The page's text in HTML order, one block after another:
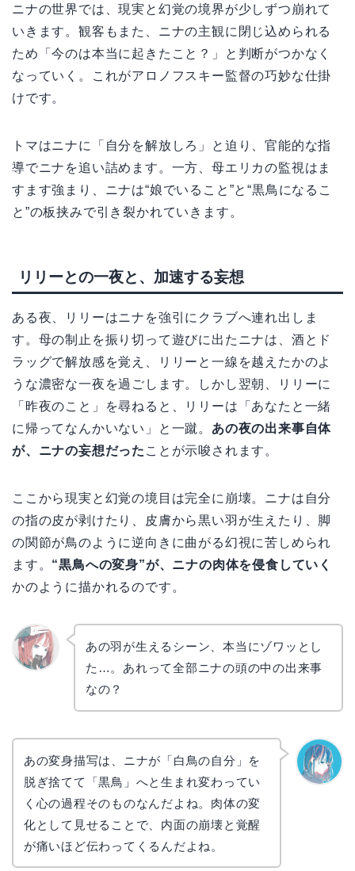
ニナの世界では、現実と幻覚の境界が少しずつ崩れて
いきます。観客もまた、ニナの主観に閉じ込められる
ため「今のは本当に起きたこと？」と判断がつかなく
なっていく。これがアロノフスキー監督の巧妙な仕掛
けです。
トマはニナに「自分を解放しろ」と迫り、官能的な指
導でニナを追い詰めます。一方、母エリカの監視はま
すます強まり、ニナは“娘でいること”と“黒鳥になるこ
と”の板挟みで引き裂かれていきます。
リリーとの一夜と、加速する妄想
ある夜、リリーはニナを強引にクラブへ連れ出しま
す。母の制止を振り切って遊びに出たニナは、酒とド
ラッグで解放感を覚え、リリーと一線を越えたかのよ
うな濃密な一夜を過ごします。しかし翌朝、リリーに
「昨夜のこと」を尋ねると、リリーは「あなたと一緒
に帰ってなんかいない」と一蹴。 あの夜の出来事自体
が、ニナの妄想だった ことが示唆されます。
ここから現実と幻覚の境目は完全に崩壊。ニナは自分
の指の皮が剥けたり、皮膚から黒い羽が生えたり、脚
の関節が鳥のように逆向きに曲がる幻視に苦しめられ
ます。 “黒鳥への変身”が、ニナの肉体を侵食していく
かのように描かれるのです。
あの羽が生えるシーン、本当にゾワッとし
た…。あれって全部ニナの頭の中の出来事
なの？
あの変身描写は、ニナが「白鳥の自分」を
脱ぎ捨てて「黒鳥」へと生まれ変わってい
く心の過程そのものなんだよね。肉体の変
化として見せることで、内面の崩壊と覚醒
が痛いほど伝わってくるんだよね。